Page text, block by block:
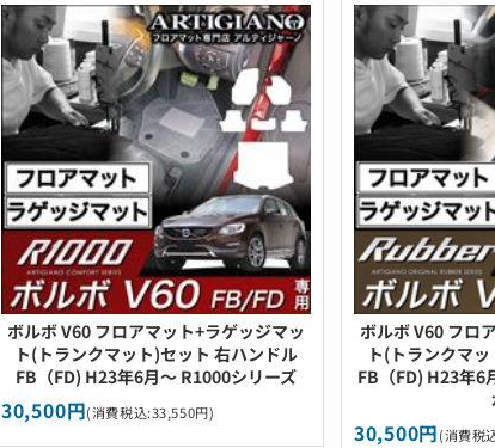
ボルボ V60 フロアマット+ラゲッジマッ
ト(トランクマット)セット 右ハンドル
FB（FD) H23年6月～ R1000シリーズ
30,500円(消費税込:33,550円)
ボルボ V60 フロ
ト(トランクマ
FB（FD) H23年6
30,500円(消費税